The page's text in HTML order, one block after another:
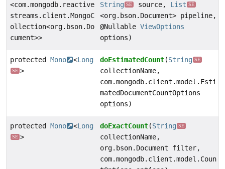
<com.mongodb.reactive
streams.client.MongoC
ollection<org.bson.Do
cument>>
String SE source, List SE
<org.bson.Document> pipeline,
@NullableViewOptions
options)
protected Mono <Long
SE >
doEstimatedCount(String SE
collectionName,
com.mongodb.client.model.Esti
matedDocumentCountOptions
options)
protected Mono <Long
SE >
doExactCount(String SE
collectionName,
org.bson.Document filter,
com.mongodb.client.model.Coun